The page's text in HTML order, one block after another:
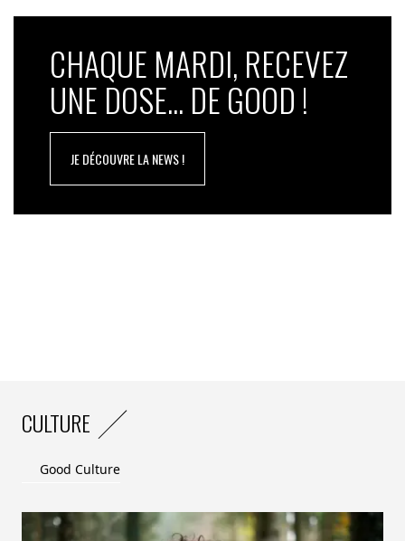
CHAQUE MARDI, RECEVEZ
UNE DOSE... DE GOOD !
JE DÉCOUVRE LA NEWS !
CULTURE
Good Culture